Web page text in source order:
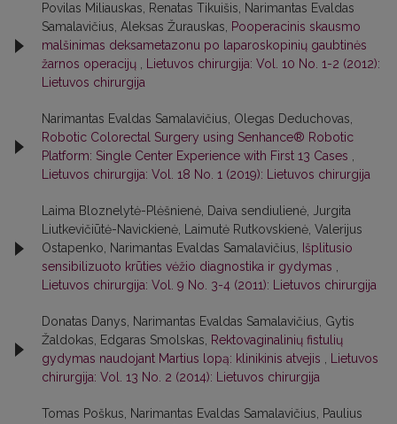
Povilas Miliauskas, Renatas Tikuišis, Narimantas Evaldas
Samalavičius, Aleksas Žurauskas,
Pooperacinis skausmo
malšinimas deksametazonu po laparoskopinių gaubtinės
žarnos operacijų
Lietuvos chirurgija: Vol. 10 No. 1-2 (2012):
Lietuvos chirurgija
Narimantas Evaldas Samalavičius, Olegas Deduchovas,
Robotic Colorectal Surgery using Senhance® Robotic
Platform: Single Center Experience with First 13 Cases
Lietuvos chirurgija: Vol. 18 No. 1 (2019): Lietuvos chirurgija
Laima Bloznelytė-Plėšnienė, Daiva sendiulienė, Jurgita
Liutkevičiūtė-Navickienė, Laimutė Rutkovskienė, Valerijus
Ostapenko, Narimantas Evaldas Samalavičius,
Išplitusio
sensibilizuoto krūties vėžio diagnostika ir gydymas
Lietuvos chirurgija: Vol. 9 No. 3-4 (2011): Lietuvos chirurgija
Donatas Danys, Narimantas Evaldas Samalavičius, Gytis
Žaldokas, Edgaras Smolskas,
Rektovaginalinių fistulių
gydymas naudojant Martius lopą: klinikinis atvejis
Lietuvos
chirurgija: Vol. 13 No. 2 (2014): Lietuvos chirurgija
Tomas Poškus, Narimantas Evaldas Samalavičius, Paulius